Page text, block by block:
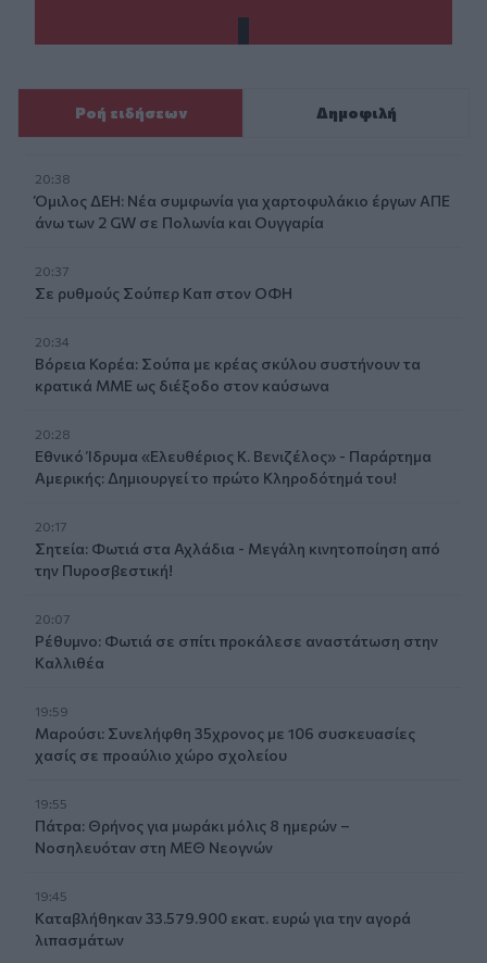
Ροή ειδήσεων Δημοφιλή
20:38
Όμιλος ΔΕΗ: Νέα συμφωνία για χαρτοφυλάκιο έργων ΑΠΕ
άνω των 2 GW σε Πολωνία και Ουγγαρία
20:37
Σε ρυθμούς Σούπερ Καπ στον ΟΦΗ
20:34
Βόρεια Κορέα: Σούπα με κρέας σκύλου συστήνουν τα
κρατικά ΜΜΕ ως διέξοδο στον καύσωνα
20:28
Εθνικό Ίδρυμα «Ελευθέριος Κ. Βενιζέλος» - Παράρτημα
Αμερικής: Δημιουργεί το πρώτο Κληροδότημά του!
20:17
Σητεία: Φωτιά στα Αχλάδια - Μεγάλη κινητοποίηση από
την Πυροσβεστική!
20:07
Ρέθυμνο: Φωτιά σε σπίτι προκάλεσε αναστάτωση στην
Καλλιθέα
19:59
Μαρούσι: Συνελήφθη 35χρονος με 106 συσκευασίες
χασίς σε προαύλιο χώρο σχολείου
19:55
Πάτρα: Θρήνος για μωράκι μόλις 8 ημερών –
Νοσηλευόταν στη ΜΕΘ Νεογνών
19:45
Καταβλήθηκαν 33.579.900 εκατ. ευρώ για την αγορά
λιπασμάτων